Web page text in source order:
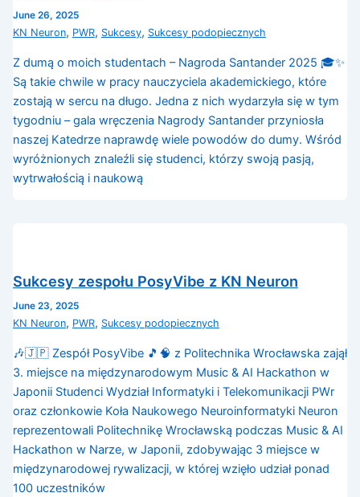
June 26, 2025
KN Neuron, PWR, Sukcesy, Sukcesy podopiecznych
Z dumą o moich studentach – Nagroda Santander 2025 🎓✨
Są takie chwile w pracy nauczyciela akademickiego, które
zostają w sercu na długo. Jedna z nich wydarzyła się w tym
tygodniu – gala wręczenia Nagrody Santander przyniosła
naszej Katedrze naprawdę wiele powodów do dumy. Wśród
wyróżnionych znaleźli się studenci, którzy swoją pasją,
wytrwałością i naukową
Sukcesy zespołu PosyVibe z KN Neuron
June 23, 2025
KN Neuron, PWR, Sukcesy podopiecznych
🎶🇯🇵 Zespół PosyVibe 🎵🧠 z Politechnika Wrocławska zajął
3. miejsce na międzynarodowym Music & AI Hackathon w
Japonii Studenci Wydział Informatyki i Telekomunikacji PWr
oraz członkowie Koła Naukowego Neuroinformatyki Neuron
reprezentowali Politechnikę Wrocławską podczas Music & AI
Hackathon w Narze, w Japonii, zdobywając 3 miejsce w
międzynarodowej rywalizacji, w której wzięło udział ponad
100 uczestników